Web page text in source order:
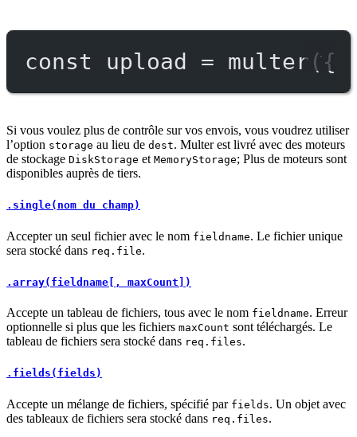
const upload = multer ({
Si vous voulez plus de contrôle sur vos envois, vous voudrez utiliser
l’option storage au lieu de dest. Multer est livré avec des moteurs
de stockage DiskStorage et MemoryStorage; Plus de moteurs sont
disponibles auprès de tiers.
.single(nom du champ)
Accepter un seul fichier avec le nom fieldname. Le fichier unique
sera stocké dans req.file.
.array(fieldname[, maxCount])
Accepte un tableau de fichiers, tous avec le nom fieldname. Erreur
optionnelle si plus que les fichiers maxCount sont téléchargés. Le
tableau de fichiers sera stocké dans req.files.
.fields(fields)
Accepte un mélange de fichiers, spécifié par fields. Un objet avec
des tableaux de fichiers sera stocké dans req.files.